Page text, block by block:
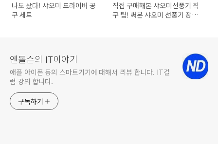
나도 샀다! 샤오미 드라이버 공
구 세트
직접 구매해본 샤오미선풍기 직
구 팁! 써본 샤오미 선풍기 장점
엔돌슨의 IT이야기
애플 아이폰 등의 스마트기기에 대해서 리뷰 합니다. IT컬
럼 강의 합니다.
구독하기